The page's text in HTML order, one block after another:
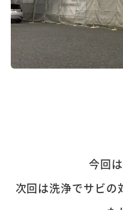
今回
次回は洗浄でサビの